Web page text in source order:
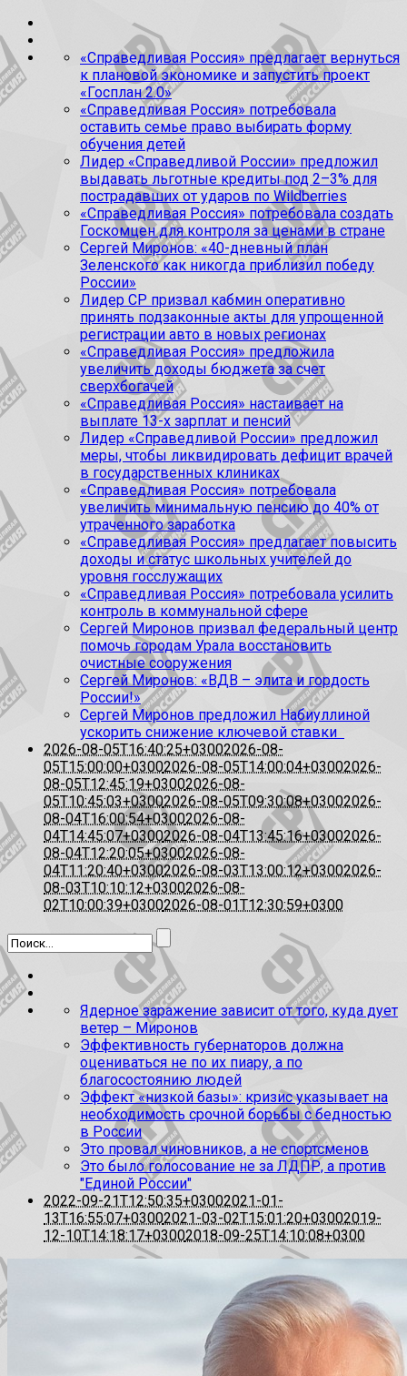
«Справедливая Россия» предлагает вернуться
к плановой экономике и запустить проект
«Госплан 2.0»
«Справедливая Россия» потребовала
оставить семье право выбирать форму
обучения детей
Лидер «Справедливой России» предложил
выдавать льготные кредиты под 2–3% для
пострадавших от ударов по Wildberries
«Справедливая Россия» потребовала создать
Госкомцен для контроля за ценами в стране
Сергей Миронов: «40-дневный план
Зеленского как никогда приблизил победу
России»
Лидер СР призвал кабмин оперативно
принять подзаконные акты для упрощенной
регистрации авто в новых регионах
«Справедливая Россия» предложила
увеличить доходы бюджета за счет
сверхбогачей
«Справедливая Россия» настаивает на
выплате 13-х зарплат и пенсий
Лидер «Справедливой России» предложил
меры, чтобы ликвидировать дефицит врачей
в государственных клиниках
«Справедливая Россия» потребовала
увеличить минимальную пенсию до 40% от
утраченного заработка
«Справедливая Россия» предлагает повысить
доходы и статус школьных учителей до
уровня госслужащих
«Справедливая Россия» потребовала усилить
контроль в коммунальной сфере
Сергей Миронов призвал федеральный центр
помочь городам Урала восстановить
очистные сооружения
Сергей Миронов: «ВДВ – элита и гордость
России!»
Сергей Миронов предложил Набиуллиной
ускорить снижение ключевой ставки
2026-08-05T16:40:25+03002026-08-
05T15:00:00+03002026-08-05T14:00:04+03002026-
08-05T12:45:19+03002026-08-
05T10:45:03+03002026-08-05T09:30:08+03002026-
08-04T16:00:54+03002026-08-
04T14:45:07+03002026-08-04T13:45:16+03002026-
08-04T12:20:05+03002026-08-
04T11:20:40+03002026-08-03T13:00:12+03002026-
08-03T10:10:12+03002026-08-
02T10:00:39+03002026-08-01T12:30:59+0300
Ядерное заражение зависит от того, куда дует
ветер – Миронов
Эффективность губернаторов должна
оцениваться не по их пиару, а по
благосостоянию людей
Эффект «низкой базы»: кризис указывает на
необходимость срочной борьбы с бедностью
в России
Это провал чиновников, а не спортсменов
Это было голосование не за ЛДПР, а против
"Единой России"
2022-09-21T12:50:35+03002021-01-
13T16:55:07+03002021-03-02T15:01:20+03002019-
12-10T14:18:17+03002018-09-25T14:10:08+0300